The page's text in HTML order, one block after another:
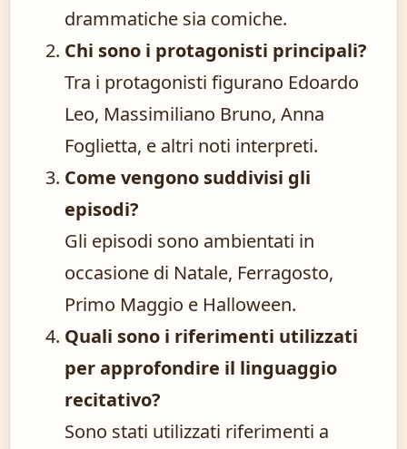
drammatiche sia comiche.
Chi sono i protagonisti principali?
Tra i protagonisti figurano Edoardo
Leo, Massimiliano Bruno, Anna
Foglietta, e altri noti interpreti.
Come vengono suddivisi gli
episodi?
Gli episodi sono ambientati in
occasione di Natale, Ferragosto,
Primo Maggio e Halloween.
Quali sono i riferimenti utilizzati
per approfondire il linguaggio
recitativo?
Sono stati utilizzati riferimenti a